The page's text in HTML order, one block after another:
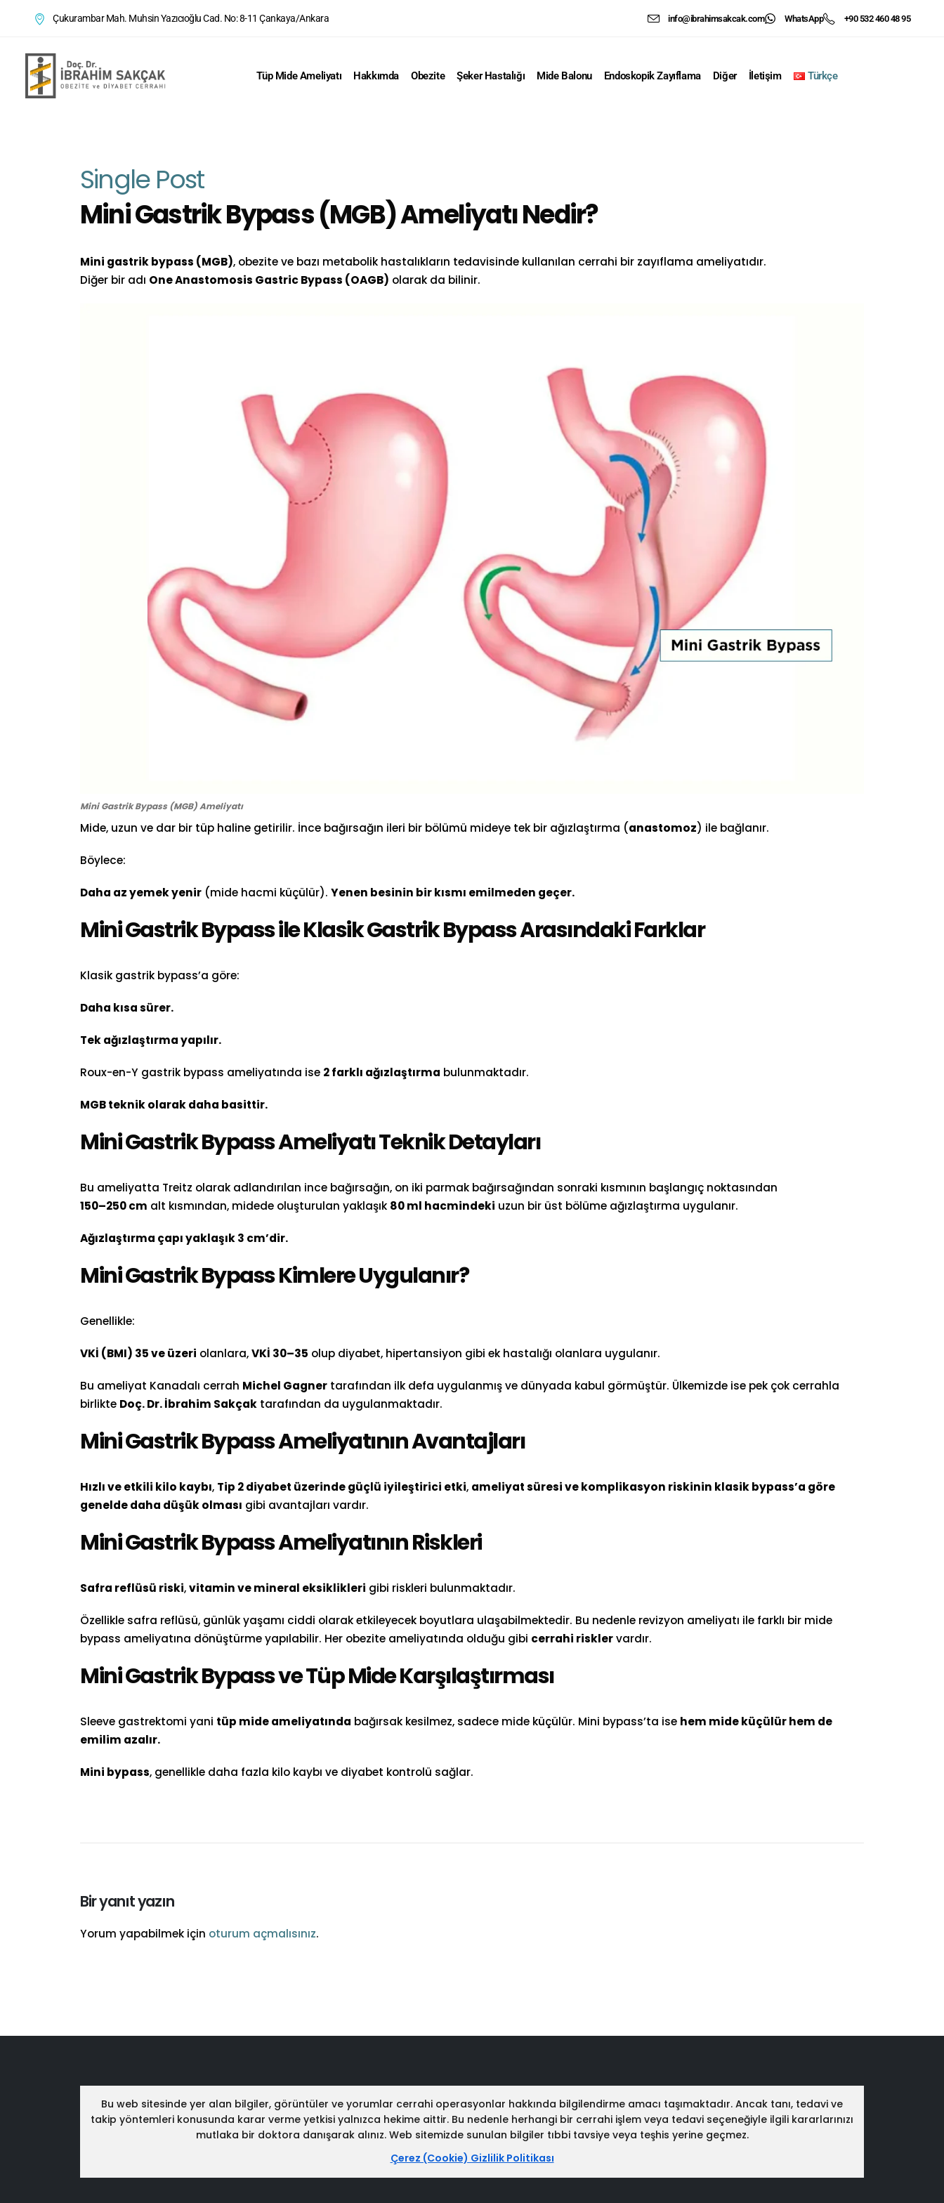
Çukurambar Mah. Muhsin Yazıcıoğlu Cad. No: 8-11 Çankaya/Ankara info@ibrahimsakcak.com WhatsApp +90 532 460 48 95
Tüp Mide Ameliyatı Hakkımda Obezite Şeker Hastalığı Mide Balonu Endoskopik Zayıflama Diğer İletişim Türkçe
Single Post
Mini Gastrik Bypass (MGB) Ameliyatı Nedir?
Mini gastrik bypass (MGB), obezite ve bazı metabolik hastalıkların tedavisinde kullanılan cerrahi bir zayıflama ameliyatıdır.
Diğer bir adı One Anastomosis Gastric Bypass (OAGB) olarak da bilinir.
Mini Gastrik Bypass (MGB) Ameliyatı
Mide, uzun ve dar bir tüp haline getirilir. İnce bağırsağın ileri bir bölümü mideye tek bir ağızlaştırma (anastomoz) ile bağlanır.
Böylece:
Daha az yemek yenir (mide hacmi küçülür). Yenen besinin bir kısmı emilmeden geçer.
Mini Gastrik Bypass ile Klasik Gastrik Bypass Arasındaki Farklar
Klasik gastrik bypass’a göre:
Daha kısa sürer.
Tek ağızlaştırma yapılır.
Roux-en-Y gastrik bypass ameliyatında ise 2 farklı ağızlaştırma bulunmaktadır.
MGB teknik olarak daha basittir.
Mini Gastrik Bypass Ameliyatı Teknik Detayları
Bu ameliyatta Treitz olarak adlandırılan ince bağırsağın, on iki parmak bağırsağından sonraki kısmının başlangıç noktasından
150–250 cm alt kısmından, midede oluşturulan yaklaşık 80 ml hacmindeki uzun bir üst bölüme ağızlaştırma uygulanır.
Ağızlaştırma çapı yaklaşık 3 cm’dir.
Mini Gastrik Bypass Kimlere Uygulanır?
Genellikle:
VKİ (BMI) 35 ve üzeri olanlara,VKİ 30–35 olup diyabet, hipertansiyon gibi ek hastalığı olanlara uygulanır.
Bu ameliyat Kanadalı cerrah Michel Gagner tarafından ilk defa uygulanmış ve dünyada kabul görmüştür. Ülkemizde ise pek çok cerrahla
birlikte Doç. Dr. İbrahim Sakçak tarafından da uygulanmaktadır.
Mini Gastrik Bypass Ameliyatının Avantajları
Hızlı ve etkili kilo kaybı, Tip 2 diyabet üzerinde güçlü iyileştirici etki, ameliyat süresi ve komplikasyon riskinin klasik bypass’a göre
genelde daha düşük olması gibi avantajları vardır.
Mini Gastrik Bypass Ameliyatının Riskleri
Safra reflüsü riski,vitamin ve mineral eksiklikleri gibi riskleri bulunmaktadır.
Özellikle safra reflüsü, günlük yaşamı ciddi olarak etkileyecek boyutlara ulaşabilmektedir. Bu nedenle revizyon ameliyatı ile farklı bir mide
bypass ameliyatına dönüştürme yapılabilir. Her obezite ameliyatında olduğu gibi cerrahi risklervardır.
Mini Gastrik Bypass ve Tüp Mide Karşılaştırması
Sleeve gastrektomi yani tüp mide ameliyatında bağırsak kesilmez, sadece mide küçülür. Mini bypass’ta ise hem mide küçülür hem de
emilim azalır.
Mini bypass, genellikle daha fazla kilo kaybı ve diyabet kontrolü sağlar.
Bir yanıt yazın
Yorum yapabilmek için oturum açmalısınız.
Bu web sitesinde yer alan bilgiler, görüntüler ve yorumlar cerrahi operasyonlar hakkında bilgilendirme amacı taşımaktadır. Ancak tanı, tedavi ve
takip yöntemleri konusunda karar verme yetkisi yalnızca hekime aittir. Bu nedenle herhangi bir cerrahi işlem veya tedavi seçeneğiyle ilgili kararlarınızı
mutlaka bir doktora danışarak alınız. Web sitemizde sunulan bilgiler tıbbi tavsiye veya teşhis yerine geçmez.
Çerez (Cookie) Gizlilik Politikası